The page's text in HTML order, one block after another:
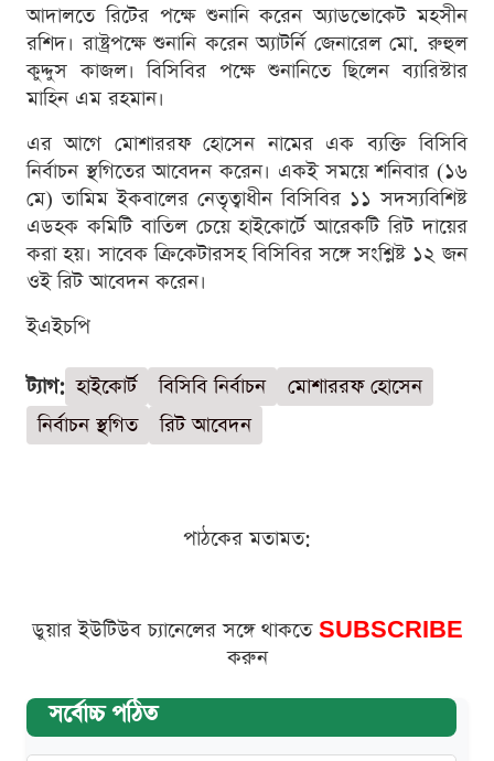
আদালতে রিটের পক্ষে শুনানি করেন অ্যাডভোকেট মহসীন
রশিদ। রাষ্ট্রপক্ষে শুনানি করেন অ্যাটর্নি জেনারেল মো. রুহুল
কুদ্দুস কাজল। বিসিবির পক্ষে শুনানিতে ছিলেন ব্যারিস্টার
মাহিন এম রহমান।
এর আগে মোশাররফ হোসেন নামের এক ব্যক্তি বিসিবি
নির্বাচন স্থগিতের আবেদন করেন। একই সময়ে শনিবার (১৬
মে) তামিম ইকবালের নেতৃত্বাধীন বিসিবির ১১ সদস্যবিশিষ্ট
এডহক কমিটি বাতিল চেয়ে হাইকোর্টে আরেকটি রিট দায়ের
করা হয়। সাবেক ক্রিকেটারসহ বিসিবির সঙ্গে সংশ্লিষ্ট ১২ জন
ওই রিট আবেদন করেন।
ইএইচপি
ট্যাগ: হাইকোর্ট বিসিবি নির্বাচন
মোশাররফ হোসেন
নির্বাচন স্থগিত
রিট আবেদন
পাঠকের মতামত:
ডুয়ার ইউটিউব চ্যানেলের সঙ্গে থাকতে SUBSCRIBE
করুন
সর্বোচ্চ পঠিত